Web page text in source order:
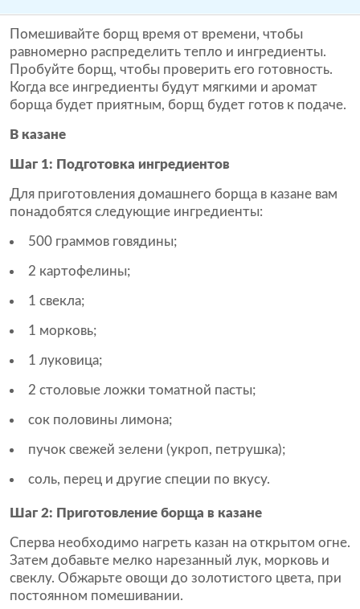
Помешивайте борщ время от времени, чтобы
равномерно распределить тепло и ингредиенты.
Пробуйте борщ, чтобы проверить его готовность.
Когда все ингредиенты будут мягкими и аромат
борща будет приятным, борщ будет готов к подаче.
В казане
Шаг 1: Подготовка ингредиентов
Для приготовления домашнего борща в казане вам
понадобятся следующие ингредиенты:
500 граммов говядины;
2 картофелины;
1 свекла;
1 морковь;
1 луковица;
2 столовые ложки томатной пасты;
сок половины лимона;
пучок свежей зелени (укроп, петрушка);
соль, перец и другие специи по вкусу.
Шаг 2: Приготовление борща в казане
Сперва необходимо нагреть казан на открытом огне.
Затем добавьте мелко нарезанный лук, морковь и
свеклу. Обжарьте овощи до золотистого цвета, при
постоянном помешивании.